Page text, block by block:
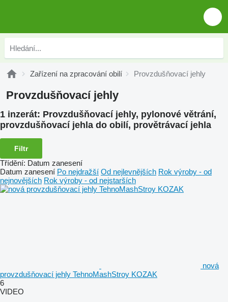
Zařízení na zpracování obilí Provzdušňovací jehly
Provzdušňovací jehly
1 inzerát: Provzdušňovací jehly, pylonové větrání,
provzdušňovací jehla do obilí, provětrávací jehla
Filtr
Třídění: Datum zanesení
Datum zanesení Po nejdražší Od nejlevnějších Rok výroby - od
nejnovějších Rok výroby - od nejstarších
nová
provzdušňovací jehly TehnoMashStroy KOZAK
6
VIDEO